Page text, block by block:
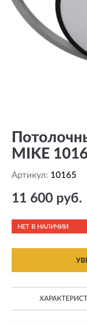
MIKE
Артикул: 10165
11 600 руб.
НЕТ В НАЛИЧИИ